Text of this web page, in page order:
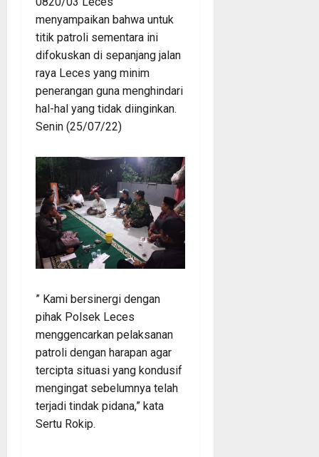
menyampaikan bahwa untuk
titik patroli sementara ini
difokuskan di sepanjang jalan
raya Leces yang minim
penerangan guna menghindari
hal-hal yang tidak diinginkan.
Senin (25/07/22)
” Kami bersinergi dengan
pihak Polsek Leces
menggencarkan pelaksanan
patroli dengan harapan agar
tercipta situasi yang kondusif
mengingat sebelumnya telah
terjadi tindak pidana,” kata
Sertu Rokip.